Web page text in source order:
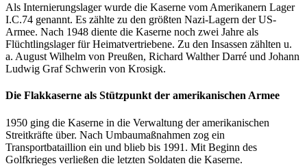
Als Internierungslager wurde die Kaserne vom Amerikanern Lager
I.C.74 genannt. Es zählte zu den größten Nazi-Lagern der US-
Armee. Nach 1948 diente die Kaserne noch zwei Jahre als
Flüchtlingslager für Heimatvertriebene. Zu den Insassen zählten u.
a. August Wilhelm von Preußen, Richard Walther Darré und Johann
Ludwig Graf Schwerin von Krosigk.
Die Flakkaserne als Stützpunkt der amerikanischen Armee
1950 ging die Kaserne in die Verwaltung der amerikanischen
Streitkräfte über. Nach Umbaumaßnahmen zog ein
Transportbataillion ein und blieb bis 1991. Mit Beginn des
Golfkrieges verließen die letzten Soldaten die Kaserne.